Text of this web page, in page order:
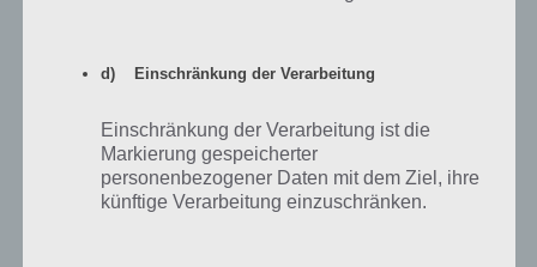
Beim 2.mal 25-20-0 = 5
Beim 3.mal 30-5-0 = 25
d) Einschränkung der Verarbeitung
Einschränkung der Verarbeitung ist die
Markierung gespeicherter
personenbezogener Daten mit dem Ziel, ihre
künftige Verarbeitung einzuschränken.